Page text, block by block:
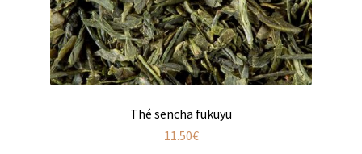
Assaisonnements
Crayons d’assaisonnement à tailler
Crèmes balsamiqueThé sencha fukuyu
11.50€